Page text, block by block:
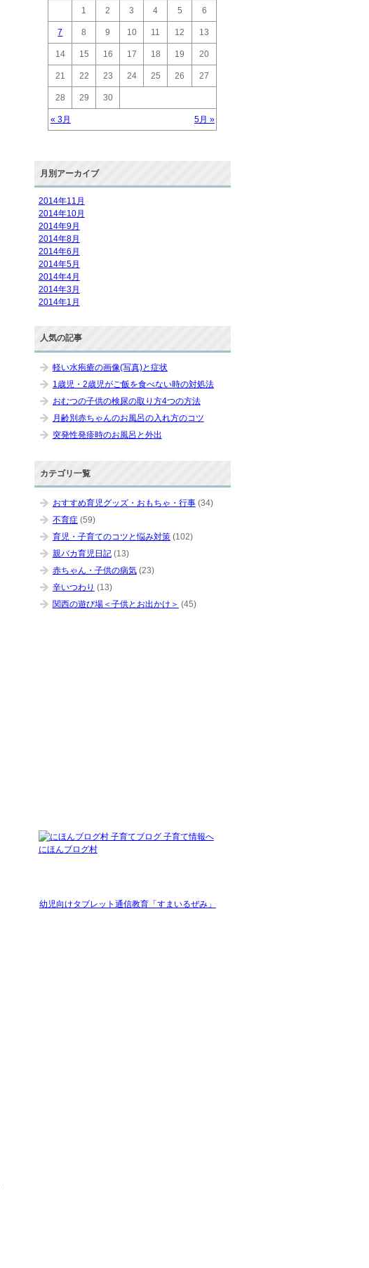
« 3月 5月 »
1 2 3 4 5 6
7 8 9 10 11 12 13
14 15 16 17 18 19 20
21 22 23 24 25 26 27
28 29 30
月別アーカイブ
2014年11月
2014年10月
2014年9月
2014年8月
2014年6月
2014年5月
2014年4月
2014年3月
2014年1月
人気の記事
軽い水疱瘡の画像(写真)と症状
1歳児・2歳児がご飯を食べない時の対処法
おむつの子供の検尿の取り方4つの方法
月齢別赤ちゃんのお風呂の入れ方のコツ
突発性発疹時のお風呂と外出
カテゴリ一覧
おすすめ育児グッズ・おもちゃ・行事(34)
不育症(59)
育児・子育てのコツと悩み対策(102)
親バカ育児日記(13)
赤ちゃん・子供の病気(23)
辛いつわり (13)
関西の遊び場＜子供とお出かけ＞ (45)
にほんブログ村
幼児向けタブレット通信教育「すまいるぜみ」